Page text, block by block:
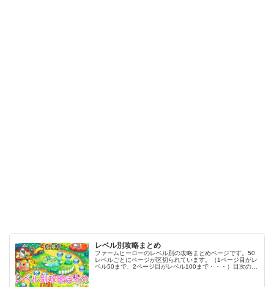
レベル別攻略まとめ
ファームヒーローのレベル別の攻略まとめページです。50
レベルごとにページが区切られています。（1ページ目がレ
ベル50まで、2ページ目がレベル100まで・・・）目次のリ